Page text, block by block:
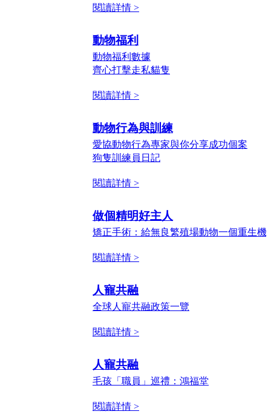
閱讀詳情 >
動物福利
動物福利數據
齊心打擊走私貓隻
閱讀詳情 >
動物行為與訓練
愛協動物行為專家與你分享成功個案
狗隻訓練員日記
閱讀詳情 >
做個精明好主人
矯正手術：給無良繁殖場動物一個重生機
閱讀詳情 >
人寵共融
全球人寵共融政策一覽
閱讀詳情 >
人寵共融
毛孩「職員」巡禮：鴻福堂
閱讀詳情 >